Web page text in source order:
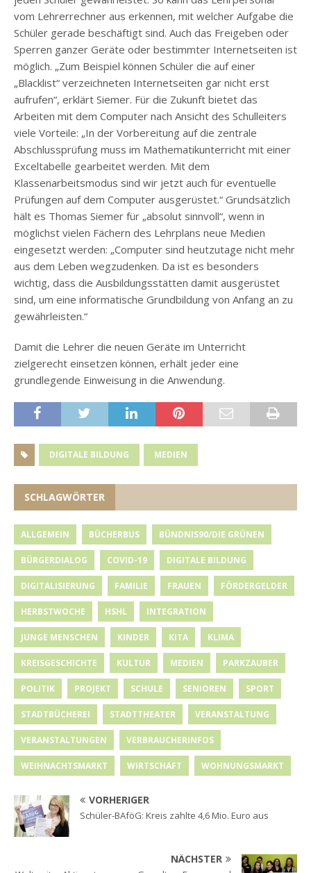
vom Lehrerrechner aus erkennen, mit welcher Aufgabe die
Schüler gerade beschäftigt sind. Auch das Freigeben oder
Sperren ganzer Geräte oder bestimmter Internetseiten ist
möglich. „Zum Beispiel können Schüler die auf einer
„Blacklist“ verzeichneten Internetseiten gar nicht erst
aufrufen“, erklärt Siemer. Für die Zukunft bietet das
Arbeiten mit dem Computer nach Ansicht des Schulleiters
viele Vorteile: „In der Vorbereitung auf die zentrale
Abschlussprüfung muss im Mathematikunterricht mit einer
Exceltabelle gearbeitet werden. Mit dem
Klassenarbeitsmodus sind wir jetzt auch für eventuelle
Prüfungen auf dem Computer ausgerüstet.“ Grundsätzlich
hält es Thomas Siemer für „absolut sinnvoll“, wenn in
möglichst vielen Fächern des Lehrplans neue Medien
eingesetzt werden: „Computer sind heutzutage nicht mehr
aus dem Leben wegzudenken. Da ist es besonders
wichtig, dass die Ausbildungsstätten damit ausgerüstet
sind, um eine informatische Grundbildung von Anfang an zu
gewährleisten.“
Damit die Lehrer die neuen Geräte im Unterricht
zielgerecht einsetzen können, erhält jeder eine
grundlegende Einweisung in die Anwendung.
DIGITALE BILDUNG MEDIEN
SCHLAGWÖRTER
ALLGEMEIN BÜCHERBUS BÜNDNIS90/DIE GRÜNEN
BÜRGERDIALOG COVID-19 DIGITALE BILDUNG
DIGITALISIERUNG FAMILIE FRAUEN FÖRDERGELDER
HERBSTWOCHE HSHL INTEGRATION
JUNGE MENSCHEN KINDER KITA KLIMA
KREISGESCHICHTE KULTUR MEDIEN PARKZAUBER
POLITIK PROJEKT SCHULE SENIOREN SPORT
STADTBÜCHEREI STADTTHEATER VERANSTALTUNG
VERANSTALTUNGEN VERBRAUCHERINFOS
WEIHNACHTSMARKT WIRTSCHAFT WOHNUNGSMARKT
VORHERIGER
Schüler-BAföG: Kreis zahlte 4,6 Mio. Euro aus
NÄCHSTER